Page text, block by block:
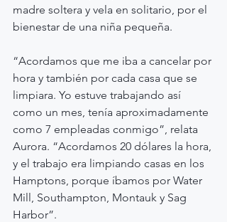
madre soltera y vela en solitario, por el
bienestar de una niña pequeña.
“Acordamos que me iba a cancelar por
hora y también por cada casa que se
limpiara. Yo estuve trabajando así
como un mes, tenía aproximadamente
como 7 empleadas conmigo”, relata
Aurora. “Acordamos 20 dólares la hora,
y el trabajo era limpiando casas en los
Hamptons, porque íbamos por Water
Mill, Southampton, Montauk y Sag
Harbor”.